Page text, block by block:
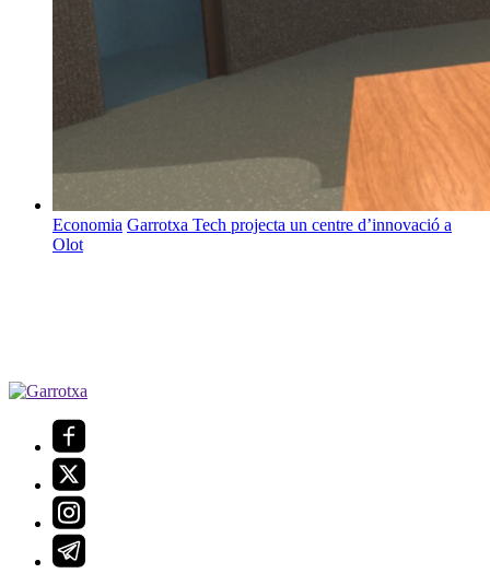
Economia Garrotxa Tech projecta un centre d’innovació a
Olot